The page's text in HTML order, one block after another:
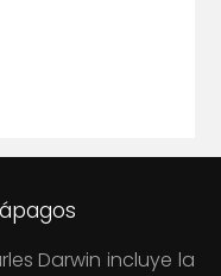
Darwin incluye la